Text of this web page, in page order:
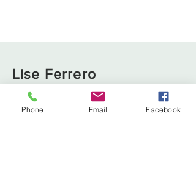
Lise Ferrero
Boutique
Livraison et retours
Phone Email Facebook